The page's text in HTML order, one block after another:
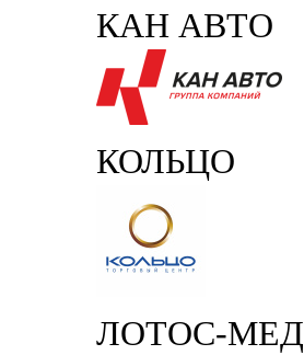
КАН АВТО
КОЛЬЦО
ЛОТОС-МЕД